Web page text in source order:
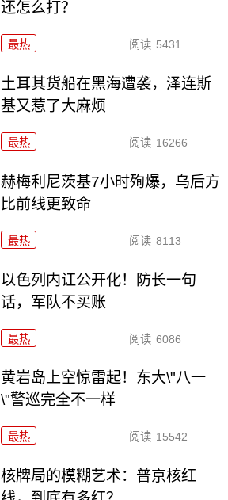
还怎么打？
最热 阅读 5431
土耳其货船在黑海遭袭，泽连斯
基又惹了大麻烦
最热 阅读 16266
赫梅利尼茨基7小时殉爆，乌后方
比前线更致命
最热 阅读 8113
以色列内讧公开化！防长一句
话，军队不买账
最热 阅读 6086
黄岩岛上空惊雷起！东大\"八一
\"警巡完全不一样
最热 阅读 15542
核牌局的模糊艺术：普京核红